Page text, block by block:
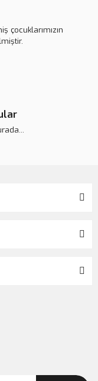
çocuklarımızın